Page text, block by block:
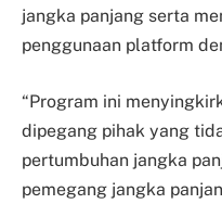
jangka panjang serta
penggunaan platform
“Program ini
dipegang pihak yang
pertumbuhan jangka
pemegang jangka